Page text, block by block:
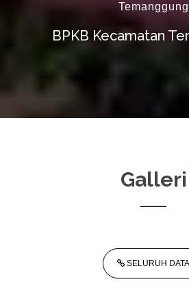
Temanggung
BPKB Kecamatan
Galleri
SELURUH DATA